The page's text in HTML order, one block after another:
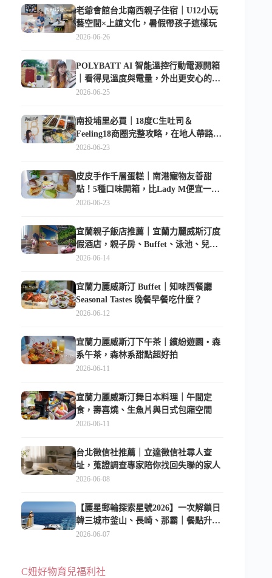
老爺會館台北南西親子住宿｜U12小玩
藝空間×上誼文化，暑假帶孩子這樣玩
2026-06-26
POLYBATT AI 智能溫控行動電源開箱
｜看得見溫度與電量，外出更安心的
10000mAh 行動電源
2026-06-25
南投埔里必買｜18度C生吐司＆
Feeling18商圈完整攻略，在地人帶路這
樣逛
2026-06-23
皮皮手作千層蛋糕｜南港寵物友善甜
點！5種口味開箱，比Lady M便宜一半
的台北隱藏版
2026-06-23
宜蘭親子飯店推薦｜宜蘭力麗威斯汀度
假酒店，親子房、Buffet、泳池、兒童
俱樂部超適合放電
2026-06-14
宜蘭力麗威斯汀 Buffet｜知味西餐廳
Seasonal Tastes 晚餐早餐吃什麼？
2026-06-12
宜蘭力麗威斯汀下午茶｜繽紛遊園・森
系午茶，森林系甜點超好拍
2026-06-11
宜蘭力麗威斯汀舞日本料理｜午間定
食，壽喜燒、生魚片與日式包廂空間
2026-06-11
台北徵信社推薦｜立達徵信社尋人查
址，蒐證調查專家陪你找回失聯的家人
2026-06-08
【麗星郵輪探索星號2026】一次解鎖日
韓三城市釜山、長崎、那霸｜餐點升
級、表演更新、船上慶生超難忘
2026-06-07
C妞好物育兒福利社